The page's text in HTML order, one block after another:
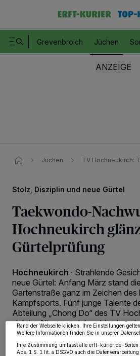
Grevenbroich Jüchen
Jüchen TV Hochneukirch:
Stolz, Disziplin und neue Gürtel
Taekwondo-
Hochneukirch
Gürtelprüfung
Hochneukirch · Strahlende
neue Gürtel: Anfang März stand
Gartenstraße ganz im Zeichen des
Kampfsports. Fünf junge Talente
Abteilung „Chong Do“ des TV
sich im Alter von sieben bis
Herausforderung ihrer nächsten
vollem Erfolg!
Wir und unsere 218-Partner speichern und greifen
wie Browserdaten oder eindeutige Kennungen auf
von OK aktivieren Sie Tracking-Technologien für
Partner verarbeiten Daten, um Ihnen Dienste
Zwecke. Wenn Tracker deaktiviert sind, sind
möglicherweise nicht mehr so relevant für Sie. Sie
wieder aufrufen, um Ihre Einstellungen zu ändern
widerrufen, indem Sie auf den Link Einstellungen
Rand der Webseite klicken. Ihre Einstellungen
Weitere Informationen finden Sie in unserer
Ihre Zustimmung umfasst alle erft-kurier.de-
Abs. 1 S. 1 lit. a DSGVO auch die